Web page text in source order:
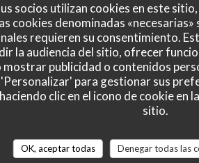
socios utilizan cookies en este
cookies denominadas
requieren su consentimiento.
la audiencia del sitio, ofrecer
mostrar publicidad o contenidos
para gestionar sus
clic en el icono de cookie en
sitio.
OK, aceptar todas Denegar todas las
Ambiente /5
Servicio:5/5 Ambiente: 4/5